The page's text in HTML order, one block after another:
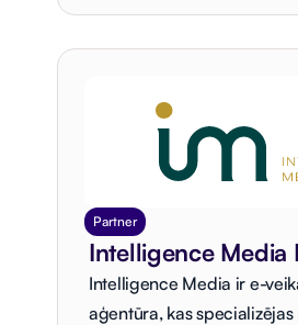
Partner
Intelligence Media
Intelligence Media ir e-
aģentūra, kas